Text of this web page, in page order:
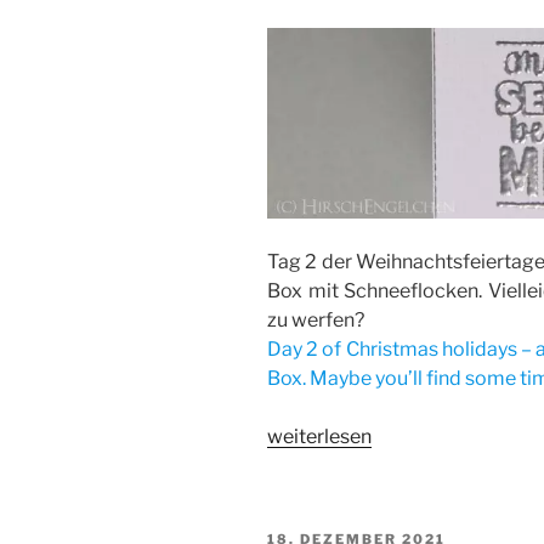
Tag 2 der
Box mit Schneeflocken.
zu werfen?
Day 2 of Christmas holidays –
Box. Maybe you’ll find some
„Große
weiterlesen
VERÖFFENTLICHT
18. DEZEMBER 2021